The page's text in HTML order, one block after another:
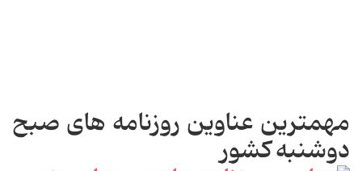
مهمترین عناوین روزنامه های صبح
دوشنبه کشور